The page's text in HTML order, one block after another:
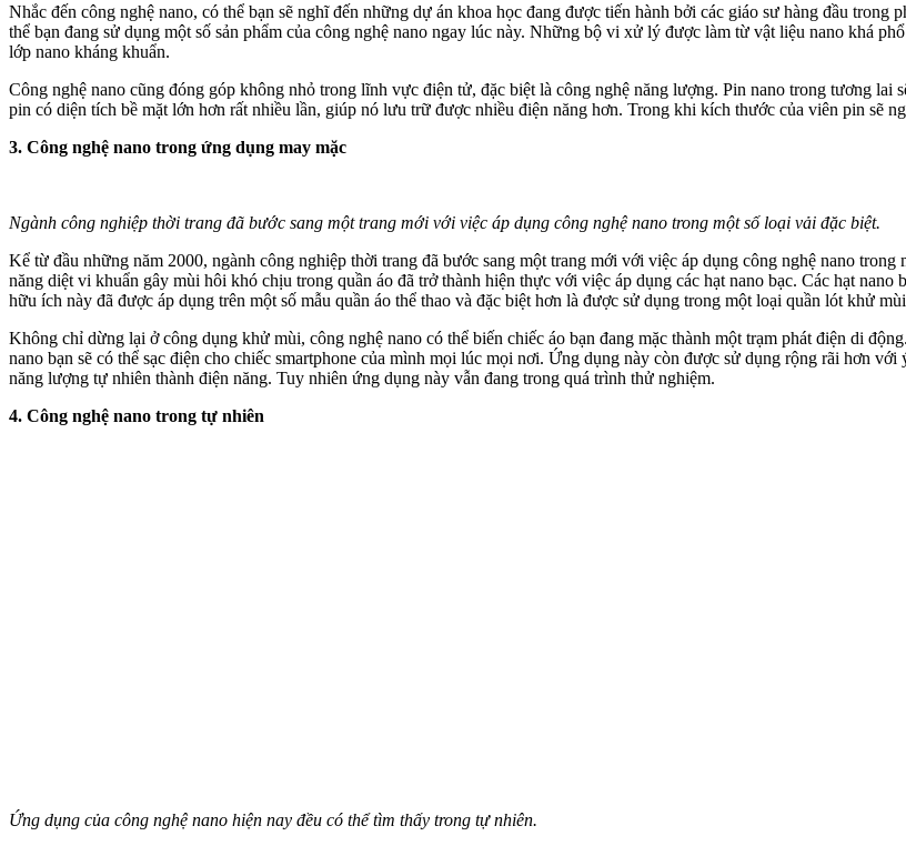
Nhắc đến công nghệ nano, có thể bạn sẽ nghĩ đến những dự án khoa học đang được tiến hành bởi các giáo sư hàng đầu
thể bạn đang sử dụng một số sản phẩm của công nghệ nano ngay lúc này. Những bộ vi xử lý được làm từ vật liệu nano khá
lớp nano kháng khuẩn.
Công nghệ nano cũng đóng góp không nhỏ trong lĩnh vực điện tử, đặc biệt là công nghệ năng lượng. Pin nano trong tương lai
pin có diện tích bề mặt lớn hơn rất nhiều lần, giúp nó lưu trữ được nhiều điện năng hơn. Trong khi kích thước của viên pin sẽ
3. Công nghệ nano trong ứng dụng may mặc
Ngành công nghiệp thời trang đã bước sang một trang mới với việc áp dụng công nghệ nano trong một số loại vải đặc biệt.
Kể từ đầu những năm 2000, ngành công nghiệp thời trang đã bước sang một trang mới với việc áp dụng công nghệ nano
năng diệt vi khuẩn gây mùi hôi khó chịu trong quần áo đã trở thành hiện thực với việc áp dụng các hạt nano bạc. Các hạt
hữu ích này đã được áp dụng trên một số mẫu quần áo thể thao và đặc biệt hơn là được sử dụng trong một loại quầ‌n ló‌t khử
Không chỉ dừng lại ở công dụng khử mùi, công nghệ nano có thể biến chiếc áo bạn đang mặc thành một trạm phát điện di
nano bạn sẽ có thể sạc điện cho chiếc smartphone của mình mọi lúc mọi nơi. Ứng dụng này còn được sử dụng rộng rãi hơn
năng lượng tự nhiên thành điện năng. Tuy nhiên ứng dụng này vẫn đang trong quá trình thử nghiệm.
4. Công nghệ nano trong tự nhiên
Ứng dụng của công nghệ nano hiện nay đều có thể tìm thấy trong tự nhiên.